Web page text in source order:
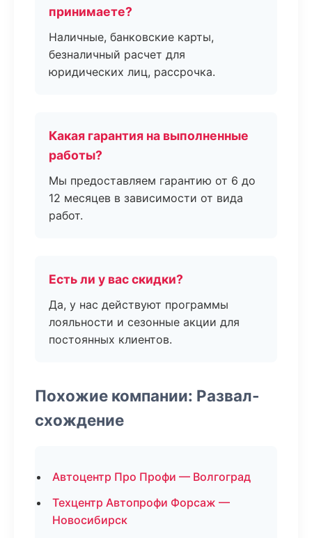
принимаете?
Наличные, банковские карты,
безналичный расчет для
юридических лиц, рассрочка.
Какая гарантия на выполненные
работы?
Мы предоставляем гарантию от 6 до
12 месяцев в зависимости от вида
работ.
Есть ли у вас скидки?
Да, у нас действуют программы
лояльности и сезонные акции для
постоянных клиентов.
Похожие компании: Развал-
схождение
Автоцентр Про Профи — Волгоград
Техцентр Автопрофи Форсаж —
Новосибирск